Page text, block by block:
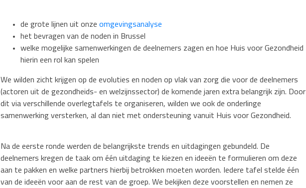
de grote lijnen uit onze omgevingsanalyse
het bevragen van de noden in Brussel
welke mogelijke samenwerkingen de deelnemers zagen en hoe Huis voor Gezondheid
hierin een rol kan spelen
We wilden zicht krijgen op de evoluties en noden op vlak van zorg die voor de deelnemers
(actoren uit de gezondheids- en welzijnssector) de komende jaren extra belangrijk zijn. Door
dit via verschillende overlegtafels te organiseren, wilden we ook de onderlinge
samenwerking versterken, al dan niet met ondersteuning vanuit Huis voor Gezondheid.
Na de eerste ronde werden de belangrijkste trends en uitdagingen gebundeld. De
deelnemers kregen de taak om één uitdaging te kiezen en ideeën te formulieren om deze
aan te pakken en welke partners hierbij betrokken moeten worden. Iedere tafel stelde één
van de ideeën voor aan de rest van de groep. We bekijken deze voorstellen en nemen ze